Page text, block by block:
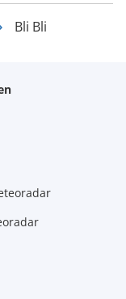
Bli Bli